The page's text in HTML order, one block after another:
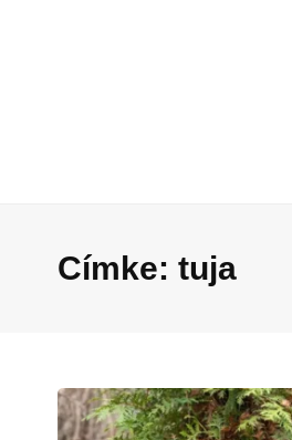
Címke: tuja